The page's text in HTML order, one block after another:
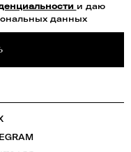
и даю
данных